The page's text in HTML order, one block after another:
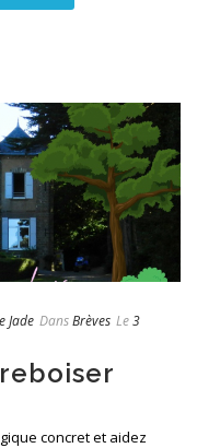
Jade DansBrèves Le3
concret et aidez